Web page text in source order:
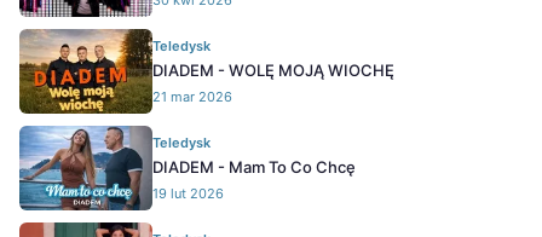
Teledysk
DIADEM - WOLĘ MOJĄ WIOCHĘ
21 mar 2026
Teledysk
DIADEM - Mam To Co Chcę
19 lut 2026